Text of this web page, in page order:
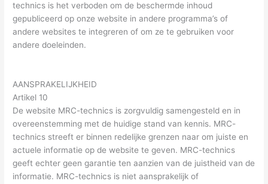
technics is het verboden om de beschermde inhoud
gepubliceerd op onze website in andere programma’s of
andere websites te integreren of om ze te gebruiken voor
andere doeleinden.
AANSPRAKELIJKHEID
Artikel 10
De website MRC-technics is zorgvuldig samengesteld en in
overeenstemming met de huidige stand van kennis. MRC-
technics streeft er binnen redelijke grenzen naar om juiste en
actuele informatie op de website te geven. MRC-technics
geeft echter geen garantie ten aanzien van de juistheid van de
informatie. MRC-technics is niet aansprakelijk of